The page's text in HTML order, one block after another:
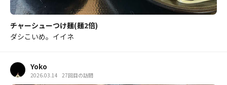
チャーシューつけ麺(麺2倍)
ダシこいめ。イイネ
Yoko
2026.03.14 27回目の訪問